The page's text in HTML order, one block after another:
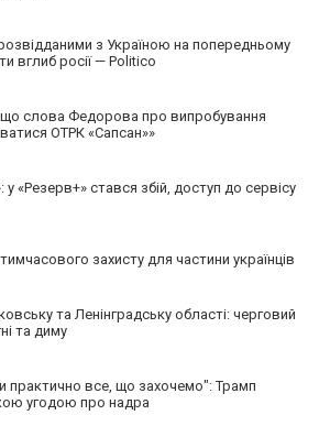
з Україною на попередньому
вглиб росії — Politico
слова Федорова про випробування
ОТРК «Сапсан»»
«Резерв+» стався збій, доступ до сервісу
захисту для частини українців
та Ленінградську області: черговий
та диму
практично все, що захочемо": Трамп
угодою про надра